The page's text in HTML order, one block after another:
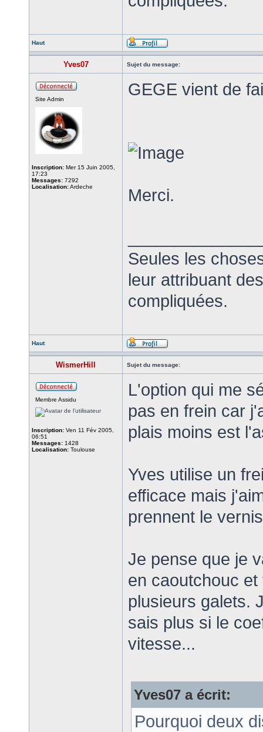
Haut
Yves07 Sujet du message:
Site Admin
Inscription: Mer 15 Juin 2005,
17:23
Messages: 7292
Localisation:Ardeche
GEGE vient de
Merci.
Seules les
leur attribuant
compliquées.
Haut
WismerHill Sujet du message:
Membre Assidu
Inscription: Ven 11 Fév 2005,
06:51
Messages: 1428
Localisation: Toulouse
L'option qui me
pas en frein car
plais moins est
Yves utilise un
efficace mais
prennent le
Je pense que je
en caoutchouc
plusieurs galets.
sais plus si le
vitesse...
Yves07 a écrit:
Pourquoi deux